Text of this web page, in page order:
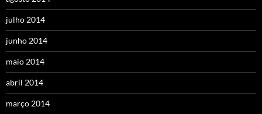
julho 2014
junho 2014
maio 2014
abril 2014
março 2014